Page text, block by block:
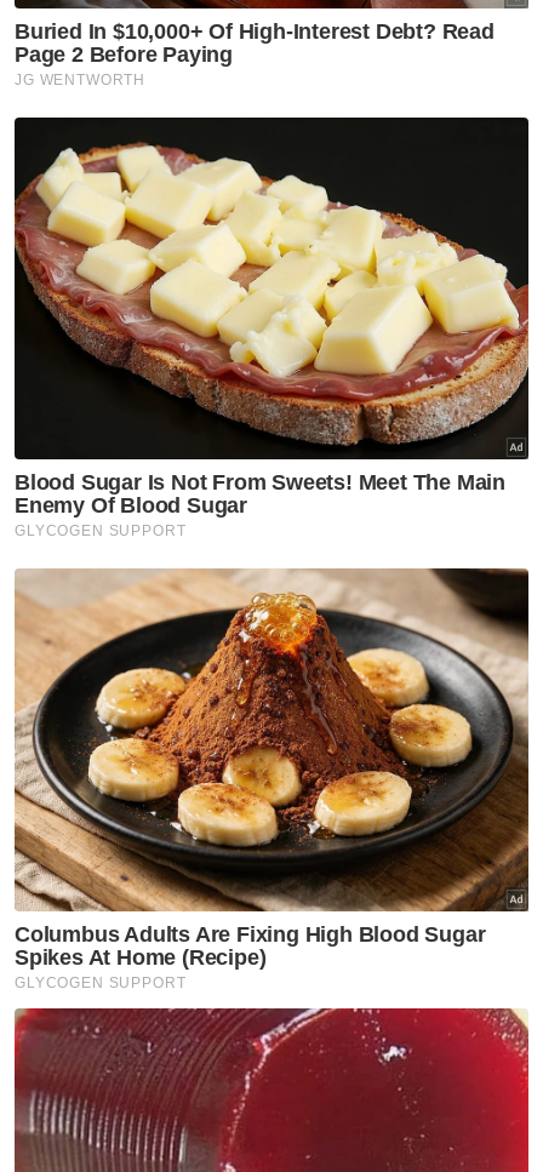
Beliau berkata, Jawatankuasa Kerjasama di
antara KPKM bersama Kementerian Industri
Makanan, Komoditi dan Pembangunan
Wilayah Sarawak dan Kementerian Pertanian,
Perikanan dan Industri Makanan Sabah perlu
bersidang lebih kerap untuk membincangkan
perancangan terbaik bagi pembangunan
jelapang padi.
Mengenai pembangunan semula sawah-
sawah terbiar di seluruh negara, Mohamad
berkata, KPKM perlu mengenal pasti
kawasan berkenaan seperti di Negeri
Sembilan dan Melaka untuk dibangunkan
semula dengan perancangan dan suntikan
peruntukan yang bersesuaian.
Berita Telus & Tulus menerusi E-Mel setiap
hari!